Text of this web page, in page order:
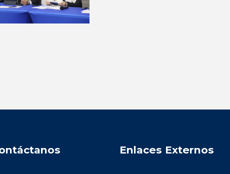
Enlaces Externos